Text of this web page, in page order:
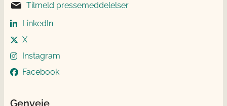
Tilmeld pressemeddelelser
LinkedIn
X
Instagram
Facebook